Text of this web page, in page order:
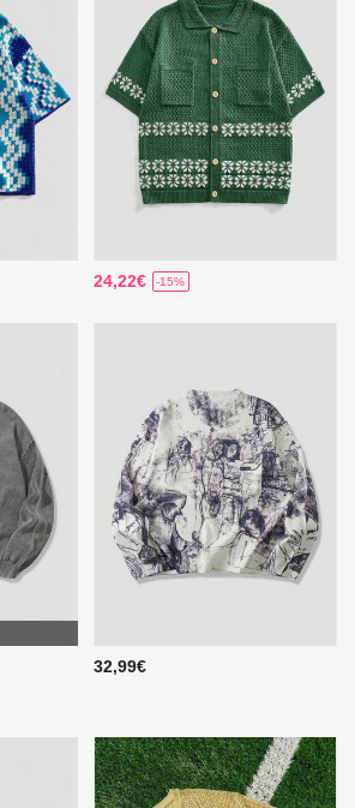
24,22€ -15%
32,99€